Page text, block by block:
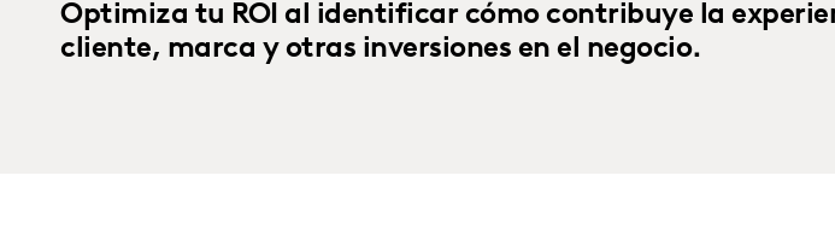
Optimiza tu ROI al identificar cómo contribuye la
cliente, marca y otras inversiones en el negocio.